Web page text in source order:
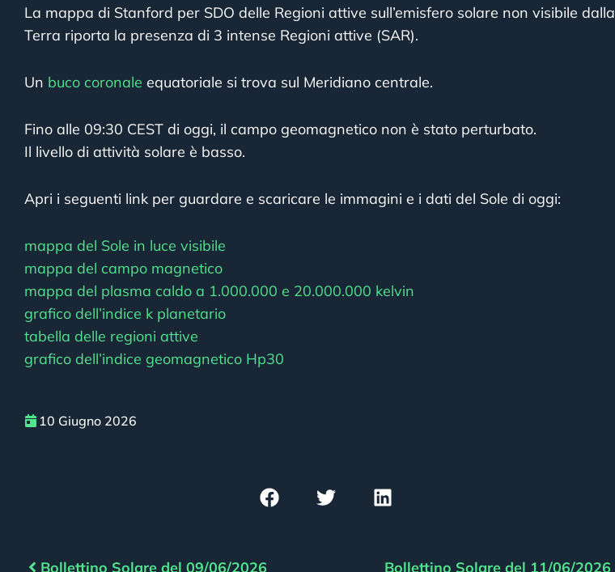
La mappa di Stanford per SDO delle Regioni attive sull’emisfero solare non visibile dalla
Terra riporta la presenza di 3 intense Regioni attive (SAR).
Un buco coronale equatoriale si trova sul Meridiano centrale.
Fino alle 09:30 CEST di oggi, il campo geomagnetico non è stato perturbato.
Il livello di attività solare è basso.
Apri i seguenti link per guardare e scaricare le immagini e i dati del Sole di oggi:
mappa del Sole in luce visibile
mappa del campo magnetico
mappa del plasma caldo a 1.000.000 e 20.000.000 kelvin
grafico dell’indice k planetario
tabella delle regioni attive
grafico dell’indice geomagnetico Hp30
10 Giugno 2026
Bollettino Solare del 09/06/2026 Bollettino Solare del 11/06/2026